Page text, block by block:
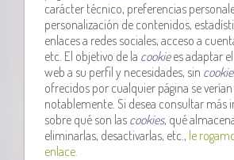
carácter técnico, preferencias
personalización de contenidos,
enlaces a redes sociales, acceso a
etc. El objetivo de la cookiees adaptar
web a su perfil y necesidades, sin
ofrecidos por cualquier página se
notablemente. Si desea consultar más
sobre qué son las cookies, qué
eliminarlas, desactivarlas, etc., le
enlace.